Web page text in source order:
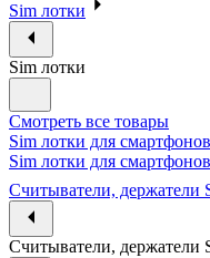
Sim лотки
Sim лотки
Смотреть все товары
Sim лотки для
Sim лотки для
Считыватели, держатели
Считыватели, держатели